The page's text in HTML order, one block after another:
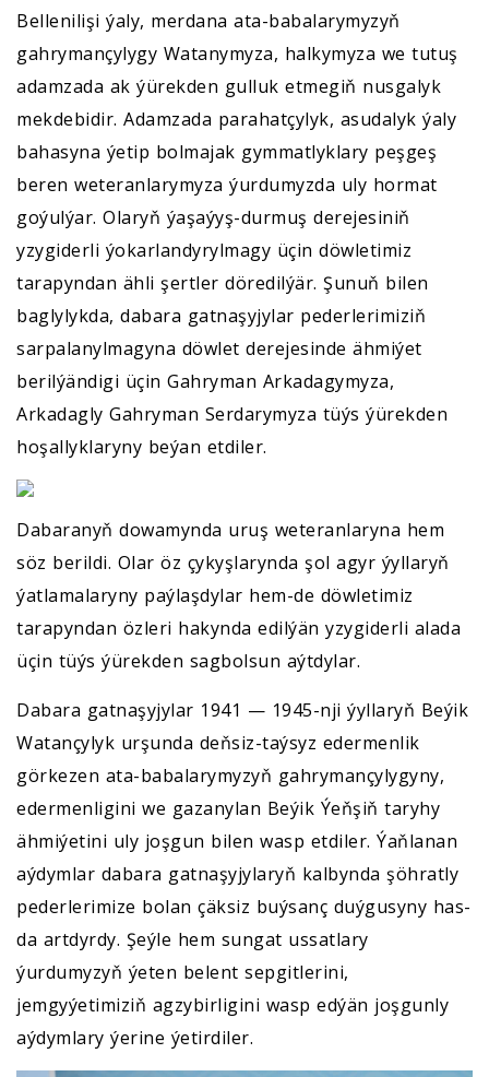
Bellenilişi ýaly, merdana ata-babalarymyzyň
gahrymançylygy Watanymyza, halkymyza we tutuş
adamzada ak ýürekden gulluk etmegiň nusgalyk
mekdebidir. Adamzada parahatçylyk, asudalyk ýaly
bahasyna ýetip bolmajak gymmatlyklary peşgeş
beren weteranlarymyza ýurdumyzda uly hormat
goýulýar. Olaryň ýaşaýyş-durmuş derejesiniň
yzygiderli ýokarlandyrylmagy üçin döwletimiz
tarapyndan ähli şertler döredilýär. Şunuň bilen
baglylykda, dabara gatnaşyjylar pederlerimiziň
sarpalanylmagyna döwlet derejesinde ähmiýet
berilýändigi üçin Gahryman Arkadagymyza,
Arkadagly Gahryman Serdarymyza tüýs ýürekden
hoşallyklaryny beýan etdiler.
Dabaranyň dowamynda uruş weteranlaryna hem
söz berildi. Olar öz çykyşlarynda şol agyr ýyllaryň
ýatlamalaryny paýlaşdylar hem-de döwletimiz
tarapyndan özleri hakynda edilýän yzygiderli alada
üçin tüýs ýürekden sagbolsun aýtdylar.
Dabara gatnaşyjylar 1941 — 1945-nji ýyllaryň Beýik
Watançylyk urşunda deňsiz-taýsyz edermenlik
görkezen ata-babalarymyzyň gahrymançylygyny,
edermenligini we gazanylan Beýik Ýeňşiň taryhy
ähmiýetini uly joşgun bilen wasp etdiler. Ýaňlanan
aýdymlar dabara gatnaşyjylaryň kalbynda şöhratly
pederlerimize bolan çäksiz buýsanç duýgusyny has-
da artdyrdy. Şeýle hem sungat ussatlary
ýurdumyzyň ýeten belent sepgitlerini,
jemgyýetimiziň agzybirligini wasp edýän joşgunly
aýdymlary ýerine ýetirdiler.